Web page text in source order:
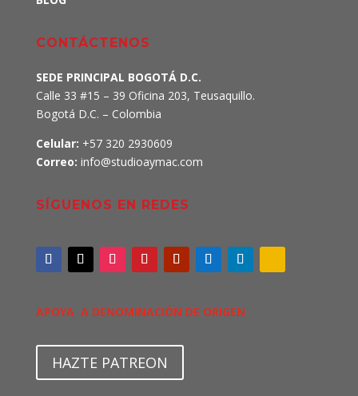
CONTÁCTENOS
SEDE PRINCIPAL BOGOTÁ D.C.
Calle 33 #15 – 39 Oficina 203, Teusaquillo.
Bogotá D.C. – Colombia
Celular: +57 320 2930609
Correo: info@studioaymac.com
SÍGUENOS EN REDES
APOYA A DENOMINACIÓN DE ORIGEN
HAZTE PATREON